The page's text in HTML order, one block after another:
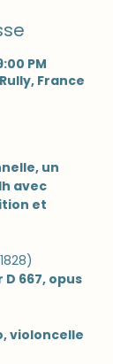
PM
France
un
avec
et
667, opus
violoncelle